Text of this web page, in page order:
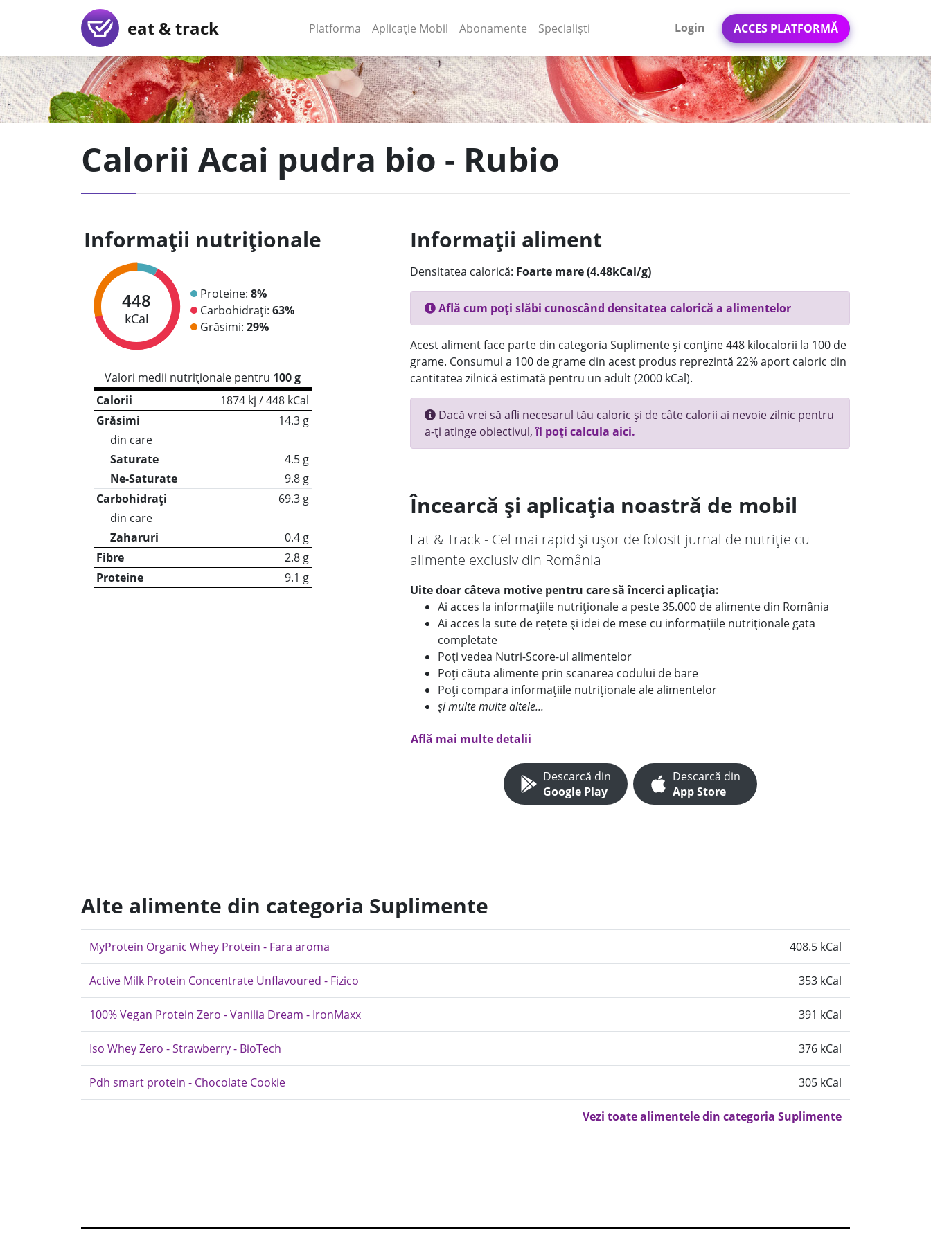
eat & track Platforma (current)
Aplicație Mobil (current)
Abonamente Specialiști Login ACCES PLATFORMĂ
Calorii Acai pudra bio - Rubio
Informații nutriționale
448
kCal
Proteine: 8%
Carbohidrați: 63%
Grăsimi: 29%
Valori medii nutriționale pentru 100 g
Calorii
1874 kj / 448 kCal
Grăsimi
14.3 g
din care
Saturate
4.5 g
Ne-Saturate
9.8 g
Carbohidrați
69.3 g
din care
Zaharuri
0.4 g
Fibre
2.8 g
Proteine
9.1 g
Informații aliment
Densitatea calorică: Foarte mare (4.48kCal/g)
Află cum poți slăbi cunoscând densitatea calorică a alimentelor
Acest aliment face parte din categoria Suplimente și conține 448 kilocalorii la 100 de
grame. Consumul a 100 de grame din acest produs reprezintă 22% aport caloric din
cantitatea zilnică estimată pentru un adult (2000 kCal).
Dacă vrei să afli necesarul tău caloric și de câte calorii ai nevoie zilnic pentru
a-ți atinge obiectivul,îl poți calcula aici.
Încearcă și aplicația noastră de mobil
Eat & Track - Cel mai rapid și ușor de folosit jurnal de nutriție cu
alimente exclusiv din România
Uite doar câteva motive pentru care să încerci aplicația:
Ai acces la informațiile nutriționale a peste 35.000 de alimente din România
Ai acces la sute de rețete și idei de mese cu informațiile nutriționale gata
completate
Poți vedea Nutri-Score-ul alimentelor
Poți căuta alimente prin scanarea codului de bare
Poți compara informațiile nutriționale ale alimentelor
și multe multe altele...
Află mai multe detalii
Descarcă din
Google Play
Descarcă din
App Store
Alte alimente din categoria Suplimente
MyProtein Organic Whey Protein - Fara aroma 408.5 kCal
Active Milk Protein Concentrate Unflavoured - Fizico 353 kCal
100% Vegan Protein Zero - Vanilia Dream - IronMaxx 391 kCal
Iso Whey Zero - Strawberry - BioTech 376 kCal
Pdh smart protein - Chocolate Cookie 305 kCal
Vezi toate alimentele din categoria Suplimente